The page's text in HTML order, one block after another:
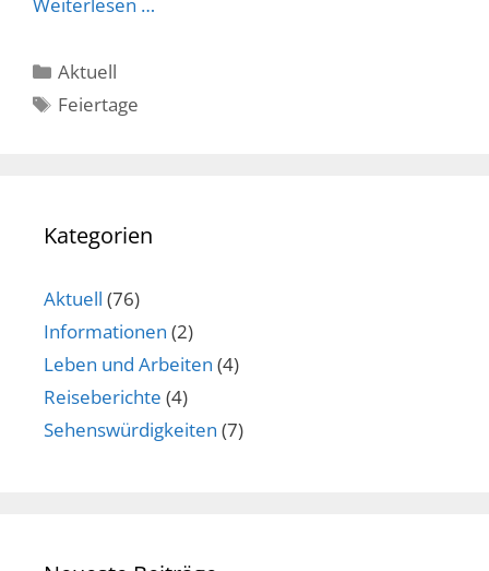
Kategorien
Aktuell
Schlagwörter
Feiertage
Kategorien
Aktuell (76)
Informationen (2)
Leben und Arbeiten (4)
Reiseberichte (4)
Sehenswürdigkeiten (7)